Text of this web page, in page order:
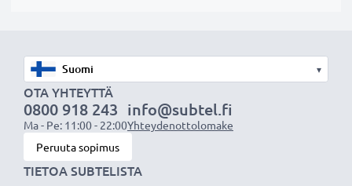
▾
OTA YHTEYTTÄ
0800 918 243
Ma - Pe: 11:00 - 22:00
info@subtel.fi
Yhteydenottolomake
Peruuta sopimus
TIETOA SUBTELISTA